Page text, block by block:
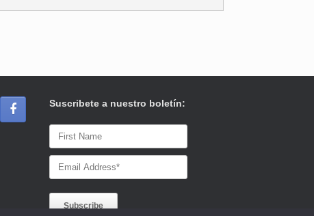
Suscribete a nuestro boletín: